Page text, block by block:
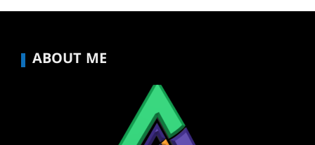
ABOUT ME